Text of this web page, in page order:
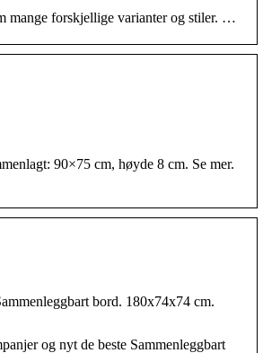
mange forskjellige varianter og stiler. …
90×75 cm, høyde 8 cm. Se mer.
bord. 180x74x74 cm.
og nyt de beste Sammenleggbart